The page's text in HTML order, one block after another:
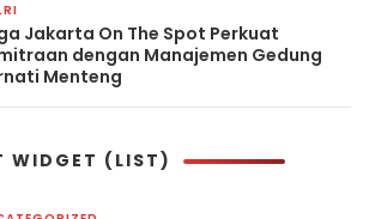
Jakarta On The Spot Perkuat
dengan Manajemen Gedung
Menteng
WIDGET (LIST)